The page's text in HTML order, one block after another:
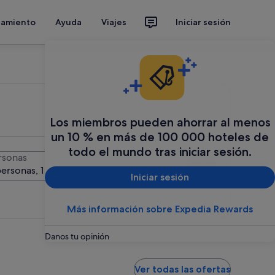
Ayuda Viajes Iniciar sesión
Los miembros pueden ahorrar al menos
un 10 % en más de 100 000 hoteles de
todo el mundo tras iniciar sesión.
Iniciar sesión
Más información sobre Expedia Rewards
Danos tu opinión
1 habitación
Buscar
Ver todas las ofertas